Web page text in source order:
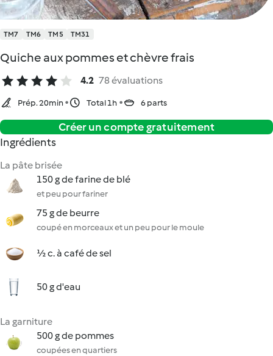
TM7 TM6 TM5 TM31
Quiche aux pommes et chèvre frais
4.2 78 évaluations
Prép. 20min Total 1h 6 parts
Créer un compte gratuitement
Ingrédients
La pâte brisée
150 g de farine de blé
et peu pour fariner
75 g de beurre
coupé en morceaux et un peu pour le moule
½ c. à café de sel
50 g d'eau
La garniture
500 g de pommes
coupées en quartiers